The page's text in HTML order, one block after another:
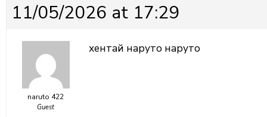
11/05/2026 at 17:29
naruto 422
Guest
хентай наруто наруто